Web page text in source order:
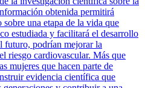
obtenida permitirá
una etapa de la vida que
estudiada y facilitará el desarrollo
futuro, podrían mejorar la
riesgo cardiovascular. Más que
mujeres que hacen parte de
evidencia científica que